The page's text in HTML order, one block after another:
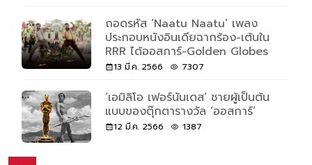
ถอดรหัส ‘Naatu Naatu’ เพลง
ประกอบหนังอินเดียฉากร้อง-เต้นใน
RRR ได้ออสการ์-Golden Globes
13 มี.ค. 2566 7307
‘เอมิลิโอ เฟอร์นันเดส’ ชายผู้เป็นต้น
แบบของตุ๊กตารางวัล ‘ออสการ์’
12 มี.ค. 2566 1387